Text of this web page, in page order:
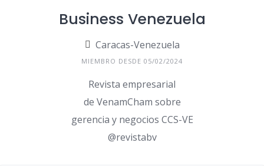
Business Venezuela
Caracas-Venezuela
MIEMBRO DESDE 05/02/2024
Revista empresarial
de VenamCham sobre
gerencia y negocios CCS-VE
@revistabv